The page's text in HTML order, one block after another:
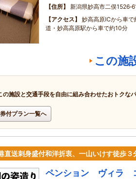
住所
新潟県妙高市二俣
アクセス
妙高高原ICから車
道・妙高高原駅から車で約10分
この施
の施設と交通手段を自由に組み合わせたおトクな
付プラン一覧へ
直送刺身盛付和洋折衷、一山いけす徒歩３
ペンション ヴィラ